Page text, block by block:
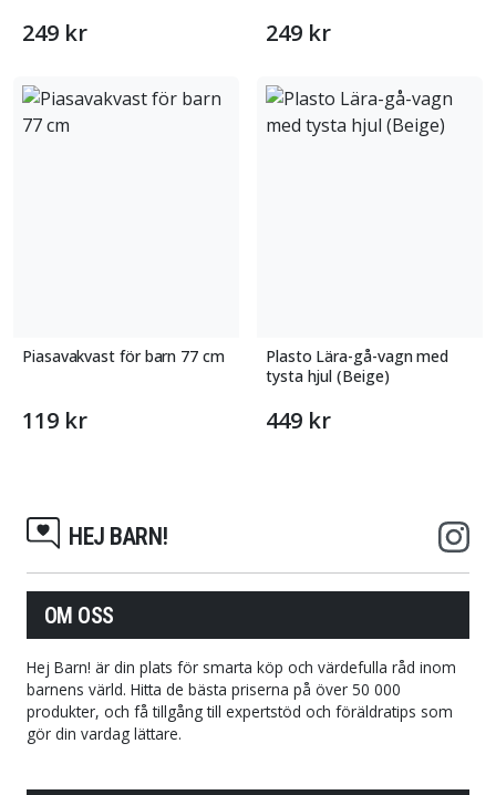
249 kr 249 kr
Piasavakvast för barn 77 cm
119 kr
Plasto Lära-gå-vagn med
tysta hjul (Beige)
449 kr
HEJ BARN!
OM OSS
Hej Barn! är din plats för smarta köp och värdefulla råd inom
barnens värld. Hitta de bästa priserna på över 50 000
produkter, och få tillgång till expertstöd och föräldratips som
gör din vardag lättare.